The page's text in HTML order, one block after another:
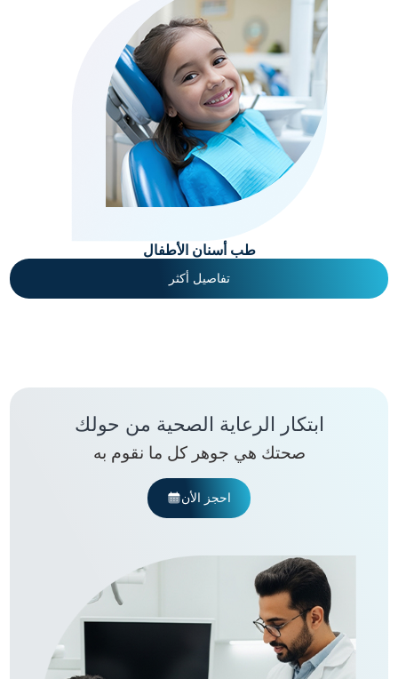
طب أسنان الأطفال
تفاصيل أكثر
ابتكار الرعاية الصحية من حولك
صحتك هي جوهر كل ما نقوم به
احجز الأن